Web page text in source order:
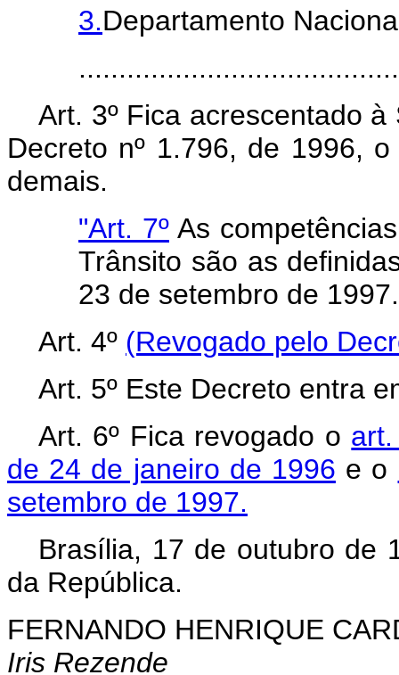
3.Departamento
Art. 3º Fica acrescentado
Decreto nº 1.796, de 1996,
demais.
"Art. 7º As
Trânsito são as
23 de setembro de
Art. 4º (Revogado pelo
Art. 5º Este Decreto entra
Art. 6º Fica revogado o
de 24 de janeiro de 1996 e o
setembro de 1997.
Brasília, 17 de outubro de
da República.
FERNANDO HENRIQUE
Iris Rezende